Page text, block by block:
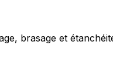
brasage et